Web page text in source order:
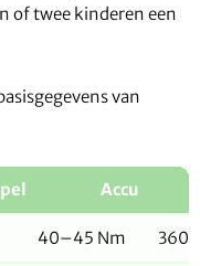
of twee kinderen een
van
Accu
40–45 Nm 360